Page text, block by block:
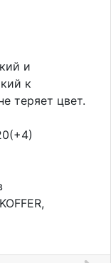
и
к
теряет цвет.